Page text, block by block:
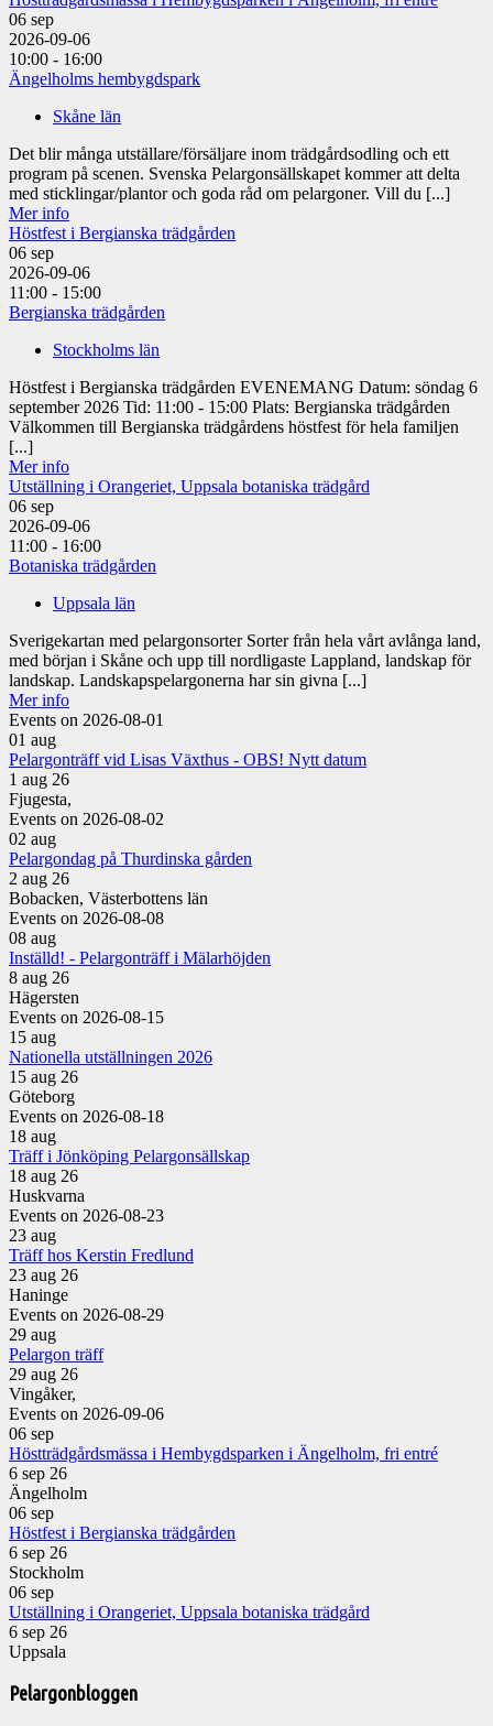
06 sep
2026-09-06
10:00 - 16:00
Ängelholms hembygdspark
Skåne län
Det blir många utställare/försäljare inom trädgårdsodling och ett
program på scenen. Svenska Pelargonsällskapet kommer att delta
med sticklingar/plantor och goda råd om pelargoner. Vill du [...]
Mer info
Höstfest i Bergianska trädgården
06 sep
2026-09-06
11:00 - 15:00
Bergianska trädgården
Stockholms län
Höstfest i Bergianska trädgården EVENEMANG Datum: söndag 6
september 2026 Tid: 11:00 - 15:00 Plats: Bergianska trädgården
Välkommen till Bergianska trädgårdens höstfest för hela familjen
[...]
Mer info
Utställning i Orangeriet, Uppsala botaniska trädgård
06 sep
2026-09-06
11:00 - 16:00
Botaniska trädgården
Uppsala län
Sverigekartan med pelargonsorter Sorter från hela vårt avlånga land,
med början i Skåne och upp till nordligaste Lappland, landskap för
landskap. Landskapspelargonerna har sin givna [...]
Mer info
Events on 2026-08-01
01 aug
Pelargonträff vid Lisas Växthus - OBS! Nytt datum
1 aug 26
Fjugesta,
Events on 2026-08-02
02 aug
Pelargondag på Thurdinska gården
2 aug 26
Bobacken, Västerbottens län
Events on 2026-08-08
08 aug
Inställd! - Pelargonträff i Mälarhöjden
8 aug 26
Hägersten
Events on 2026-08-15
15 aug
Nationella utställningen 2026
15 aug 26
Göteborg
Events on 2026-08-18
18 aug
Träff i Jönköping Pelargonsällskap
18 aug 26
Huskvarna
Events on 2026-08-23
23 aug
Träff hos Kerstin Fredlund
23 aug 26
Haninge
Events on 2026-08-29
29 aug
Pelargon träff
29 aug 26
Vingåker,
Events on 2026-09-06
06 sep
Höstträdgårdsmässa i Hembygdsparken i Ängelholm, fri entré
6 sep 26
Ängelholm
06 sep
Höstfest i Bergianska trädgården
6 sep 26
Stockholm
06 sep
Utställning i Orangeriet, Uppsala botaniska trädgård
6 sep 26
Uppsala
Pelargonbloggen